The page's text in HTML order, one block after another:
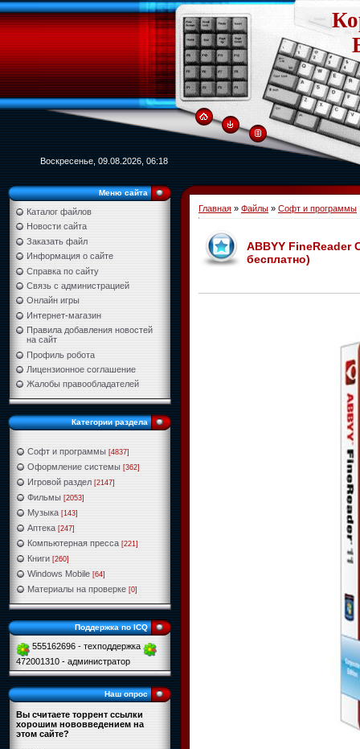
Воскресенье, 09.08.2026, 06:18
Меню сайта
Каталог файлов
Новости сайта
Заказать файл
Информация о сайте
Справка по сайту
Связь с администрацией
Онлайн игры
Интернет-магазин
Правила добавления новостей
на сайт
Профиль робота
Лицензионное соглашение
Жалобы правообладателей
Категории раздела
Софт и программы [4837]
Оформление системы [362]
Игровой раздел [2147]
Фильмы [2053]
Музыка [143]
Аптека [247]
Компьютерная пресса [221]
Книги [260]
Windows Mobile [64]
Материалы на проверке [0]
Поддержка по ICQ
555162696 - техподдержка
472001310 - администратор
Наш опрос
Вы считаете торрент ссылки
хорошим нововведением на
этом сайте?
Главная » Файлы » Софт и программы
ABBYY FineReader
бесплатно)